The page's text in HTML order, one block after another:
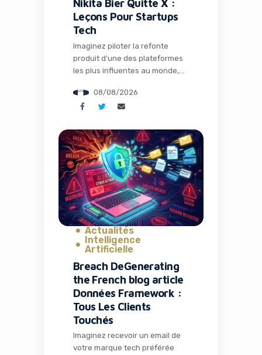
Nikita Bier Quitte X :
Leçons Pour Startups
Tech
Imaginez piloter la refonte
produit d’une des plateformes
les plus influentes au monde,
an, tout en naviguant dans un
océan de controverses
le défi que Nikita Bier a relevé
en tant que Head of Product
chez X, avant d’annoncer son
départ ce mois d’août 2026.
Pour les […]
08/08/2026
Actualités
Intelligence
Artificielle
Breach DeGenerating
the French blog article
Données Framework :
Tous Les Clients
Touchés
Imaginez recevoir un email de
votre marque tech préférée